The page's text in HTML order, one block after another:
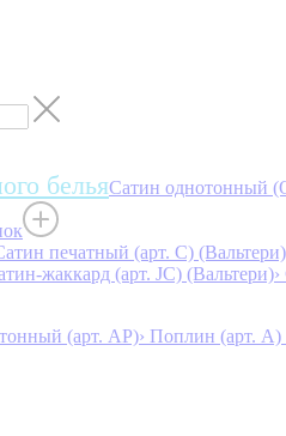
бельяСатин однотонный
печатный (арт. С) (Вальтери)
жаккард (арт. JC) (Вальтери)
(арт. AP)› Поплин (арт.